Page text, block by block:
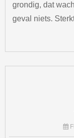
grondig, dat
geval niets.